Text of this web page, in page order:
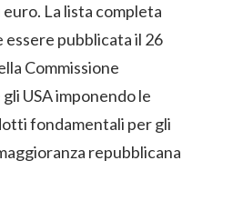
La lista completa
essere pubblicata il 26
Commissione
USA imponendo le
fondamentali per gli
repubblicana